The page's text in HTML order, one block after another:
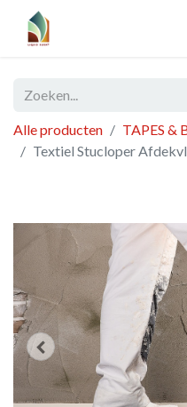
Alle producten
TAPES &
Textiel Stucloper